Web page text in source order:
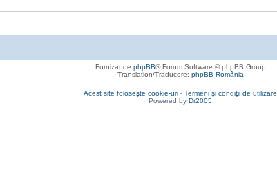
Furnizat de phpBB® Forum Software © phpBB Group
Translation/Traducere: phpBB România
Acest site foloseşte cookie-uri - Termeni şi condiţii de utilizare
Powered by Dr2005